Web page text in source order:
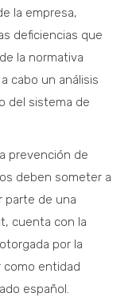
la empresa,
deficiencias que
la normativa
cabo un análisis
del sistema de
prevención de
deben someter a
parte de una
cuenta con la
por la
como entidad
español.